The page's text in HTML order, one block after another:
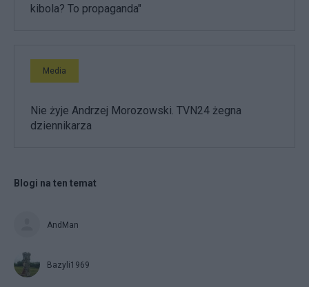
kibola? To propaganda"
Media
Nie żyje Andrzej Morozowski. TVN24 żegna
dziennikarza
Blogi na ten temat
AndMan
Bazyli1969